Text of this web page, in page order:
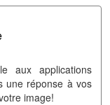
aux applications
une réponse à vos
image!